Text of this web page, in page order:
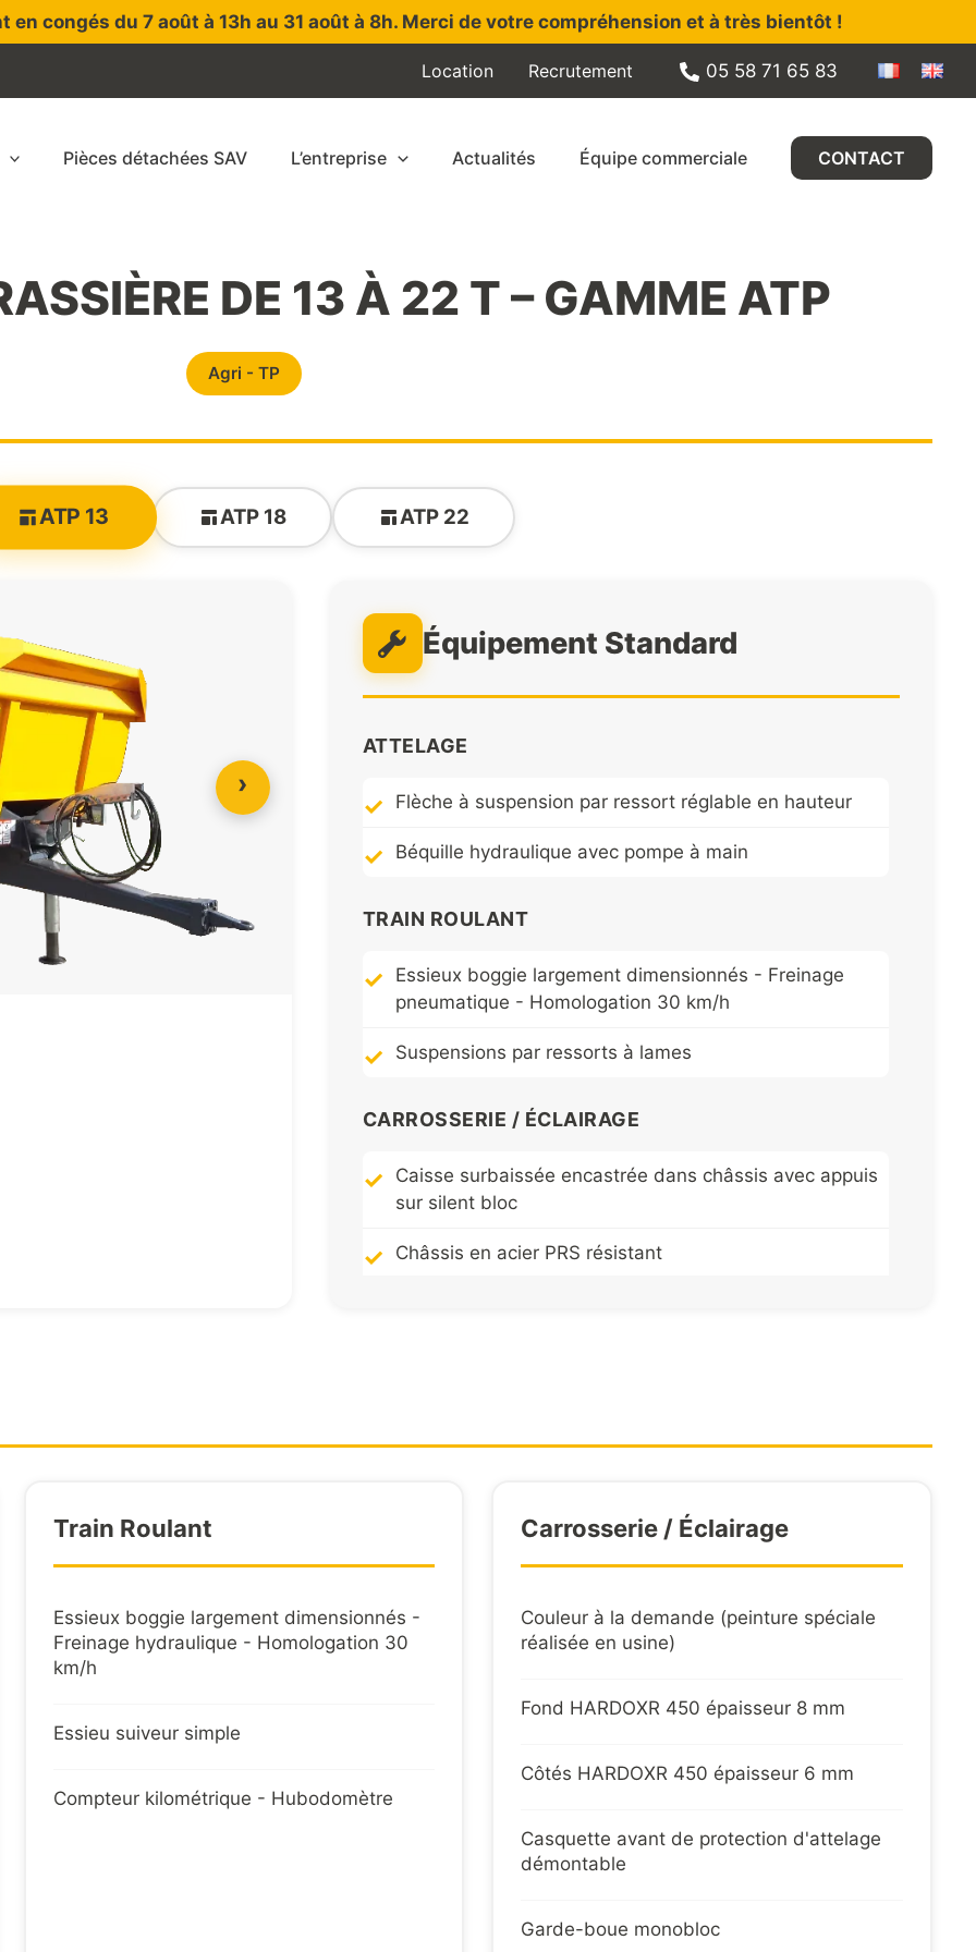
en congés du 7 août à 13h au 31 août à 8h. Merci de votre compréhension et à très bientôt !
Location Recrutement 05 58 71 65 83
Pièces détachées SAV L’entreprise Actualités Équipe commerciale CONTACT
DE 13 À 22 T – GAMME ATP
Agri - TP
ATP 13 ATP 18 ATP 22
›
Équipement Standard
ATTELAGE
Flèche à suspension par ressort réglable en hauteur
Béquille hydraulique avec pompe à main
TRAIN ROULANT
Essieux boggie largement dimensionnés - Freinage
pneumatique - Homologation 30 km/h
Suspensions par ressorts à lames
CARROSSERIE / ÉCLAIRAGE
Caisse surbaissée encastrée dans châssis avec appuis
sur silent bloc
Châssis en acier PRS résistant
Bord supérieur de caisse brise roche
Faiseau électrique protégé dans châssis
Double feux LED protégés par grille
Bennage par vérin télescopique sur prise huile tracteur
Train Roulant
Essieux boggie largement dimensionnés -
Freinage hydraulique - Homologation 30
km/h
Essieu suiveur simple
Compteur kilométrique - Hubodomètre
Carrosserie / Éclairage
Couleur à la demande (peinture spéciale
réalisée en usine)
Fond HARDOXR 450 épaisseur 8 mm
Côtés HARDOXR 450 épaisseur 6 mm
Casquette avant de protection d'attelage
démontable
Garde-boue monobloc